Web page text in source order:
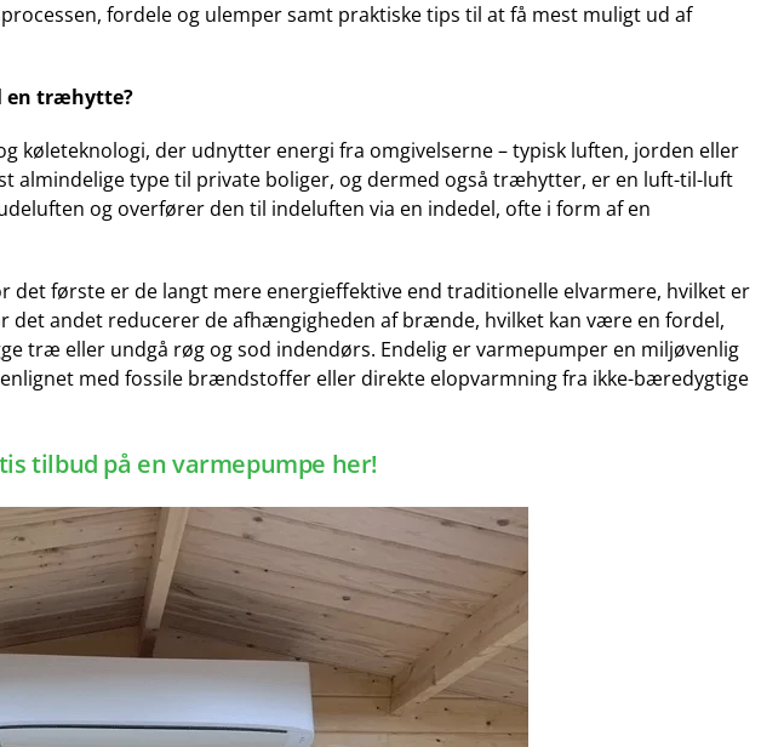
fordele og ulemper samt praktiske tips til at få mest muligt ud af
en træhytte?
køleteknologi, der udnytter energi fra omgivelserne – typisk luften, jorden eller
almindelige type til private boliger, og dermed også træhytter, er en luft-til-luft
og overfører den til indeluften via en indedel, ofte i form af en
første er de langt mere energieffektive end traditionelle elvarmere, hvilket er
det andet reducerer de afhængigheden af brænde, hvilket kan være en fordel,
træ eller undgå røg og sod indendørs. Endelig er varmepumper en miljøvenlig
med fossile brændstoffer eller direkte elopvarmning fra ikke-bæredygtige
tilbud på en varmepumpe her!